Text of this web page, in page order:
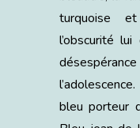
turquoise
l’obscurité
bleu porteur